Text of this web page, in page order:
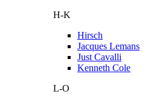
H-K
Hirsch
Jacques Lemans
Just Cavalli
Kenneth Cole
L-O